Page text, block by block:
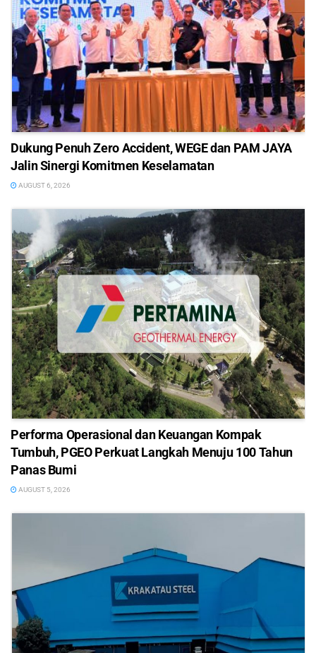
Dukung Penuh Zero Accident, WEGE dan PAM JAYA
Jalin Sinergi Komitmen Keselamatan
AUGUST 6, 2026
Performa Operasional dan Keuangan Kompak
Tumbuh, PGEO Perkuat Langkah Menuju 100 Tahun
Panas Bumi
AUGUST 5, 2026